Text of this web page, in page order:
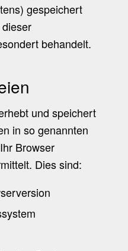
gespeichert
behandelt.
und speichert
in so genannten
Browser
Dies sind: